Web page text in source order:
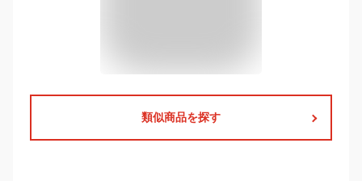
類似商品を探す